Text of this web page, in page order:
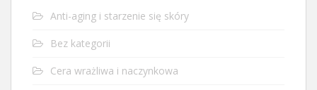
Anti-aging i starzenie się skóry
Bez kategorii
Cera wrażliwa i naczynkowa